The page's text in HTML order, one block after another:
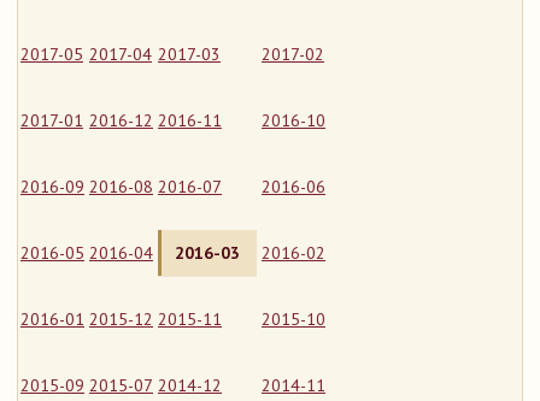
2017-05 2017-04 2017-03 2017-02
2017-01 2016-12 2016-11 2016-10
2016-09 2016-08 2016-07 2016-06
2016-05 2016-04 2016-03 2016-02
2016-01 2015-12 2015-11 2015-10
2015-09 2015-07 2014-12 2014-11